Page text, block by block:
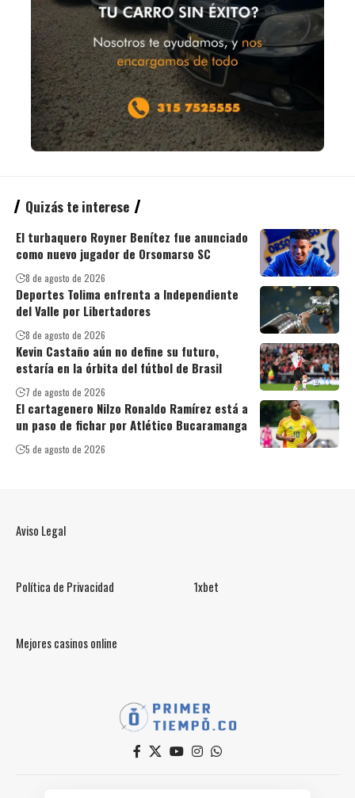
Quizás te interese
El turbaquero Royner Benítez fue anunciado
como nuevo jugador de Orsomarso SC
8 de agosto de 2026
Deportes Tolima enfrenta a Independiente
del Valle por Libertadores
8 de agosto de 2026
Kevin Castaño aún no define su futuro,
estaría en la órbita del fútbol de Brasil
7 de agosto de 2026
El cartagenero Nilzo Ronaldo Ramírez está a
un paso de fichar por Atlético Bucaramanga
5 de agosto de 2026
Aviso Legal
Política de Privacidad 1xbet
Mejores casinos online